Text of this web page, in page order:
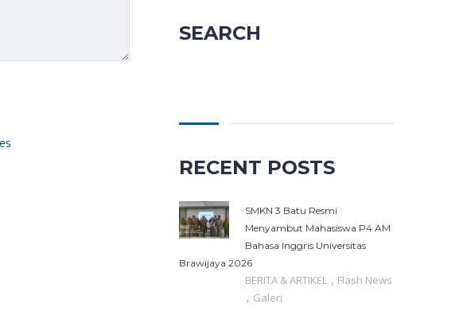
SEARCH
RECENT POSTS
SMKN 3 Batu Resmi
Menyambut Mahasiswa P4 AM
Bahasa Inggris Universitas
Brawijaya 2026
BERITA & ARTIKEL , Flash News
, Galeri